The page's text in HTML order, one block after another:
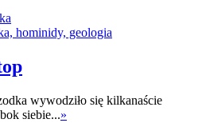
wywodziło się kilkanaście
siebie...»